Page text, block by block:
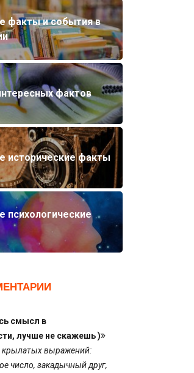
факты и события в
фактов
исторические факты
психологические
смысл в
лучше не скажешь )
выражений:
число, закадычный друг,